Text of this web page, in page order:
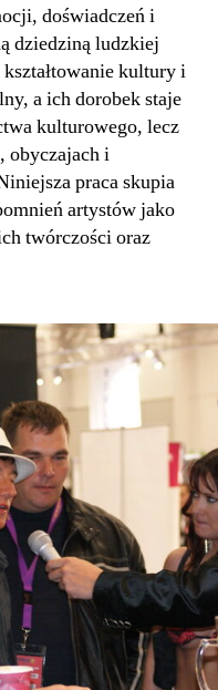
doświadczeń i
dziedziną ludzkiej
kultury i
a ich dorobek staje
kulturowego, lecz
obyczajach i
praca skupia
artystów jako
twórczości oraz